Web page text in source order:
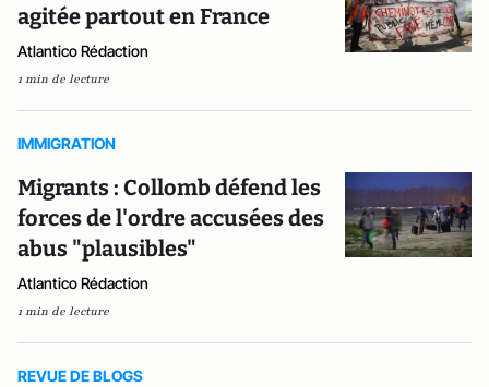
agitée partout en France
Atlantico Rédaction
1 min de lecture
IMMIGRATION
Migrants : Collomb défend les
forces de l'ordre accusées des
abus "plausibles"
Atlantico Rédaction
1 min de lecture
REVUE DE BLOGS